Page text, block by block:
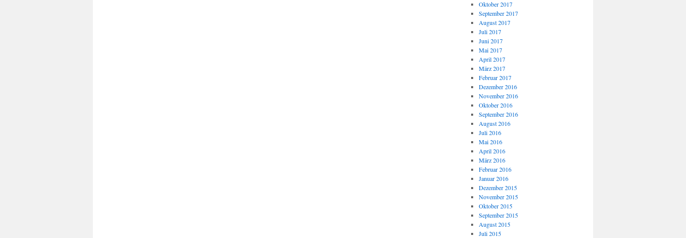
Oktober 2017
September 2017
August 2017
Juli 2017
Juni 2017
Mai 2017
April 2017
März 2017
Februar 2017
Dezember 2016
November 2016
Oktober 2016
September 2016
August 2016
Juli 2016
Mai 2016
April 2016
März 2016
Februar 2016
Januar 2016
Dezember 2015
November 2015
Oktober 2015
September 2015
August 2015
Juli 2015